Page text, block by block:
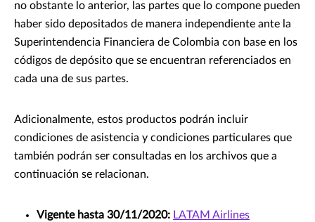
no obstante lo anterior, las partes que lo compone pueden
haber sido depositados de manera independiente ante la
Superintendencia Financiera de Colombia con base en los
códigos de depósito que se encuentran referenciados en
cada una de sus partes.
Adicionalmente, estos productos podrán incluir
condiciones de asistencia y condiciones particulares que
también podrán ser consultadas en los archivos que a
continuación se relacionan.
Vigente hasta 30/11/2020: LATAM Airlines